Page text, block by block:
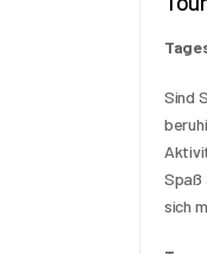
Sind
Spaß
sich